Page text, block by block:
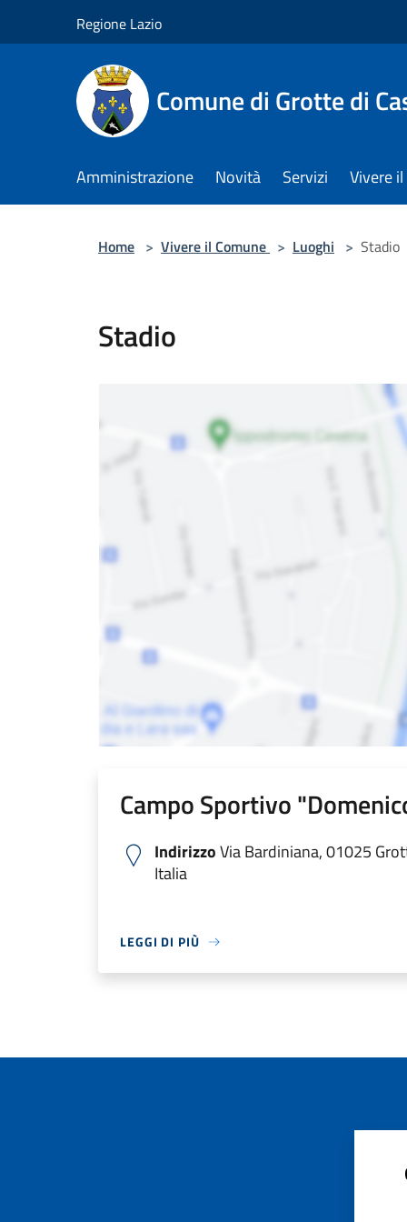
Regione Lazio
Comune di Grotte di
Amministrazione Novità Servizi Vivere
Home > Vivere il Comune > Luoghi > Stadio
Stadio
Campo Sportivo
IndirizzoVia Bardiniana, 01025
Italia
LEGGI DI PIÙ